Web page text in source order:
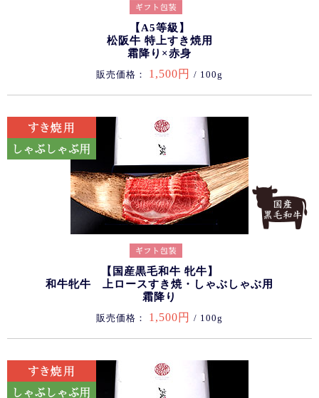
【A5等級】
松阪牛 特上すき焼用
霜降り×赤身
販売価格： 1,500円 / 100g
【国産黒毛和牛 牝牛】
和牛牝牛 上ロースすき焼・しゃぶしゃぶ用
霜降り
販売価格： 1,500円 / 100g